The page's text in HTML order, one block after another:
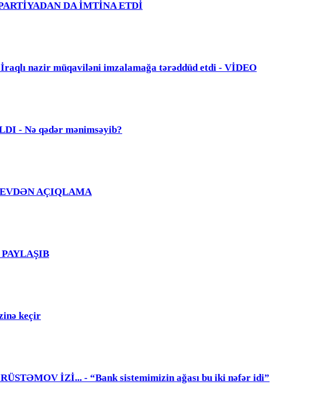
DA İMTİNA ETDİ
nazir müqaviləni imzalamağa tərəddüd etdi - VİDEO
- Nə qədər mənimsəyib?
EVDƏN AÇIQLAMA
PAYLAŞIB
keçir
İZİ... - “Bank sistemimizin ağası bu iki nəfər idi”